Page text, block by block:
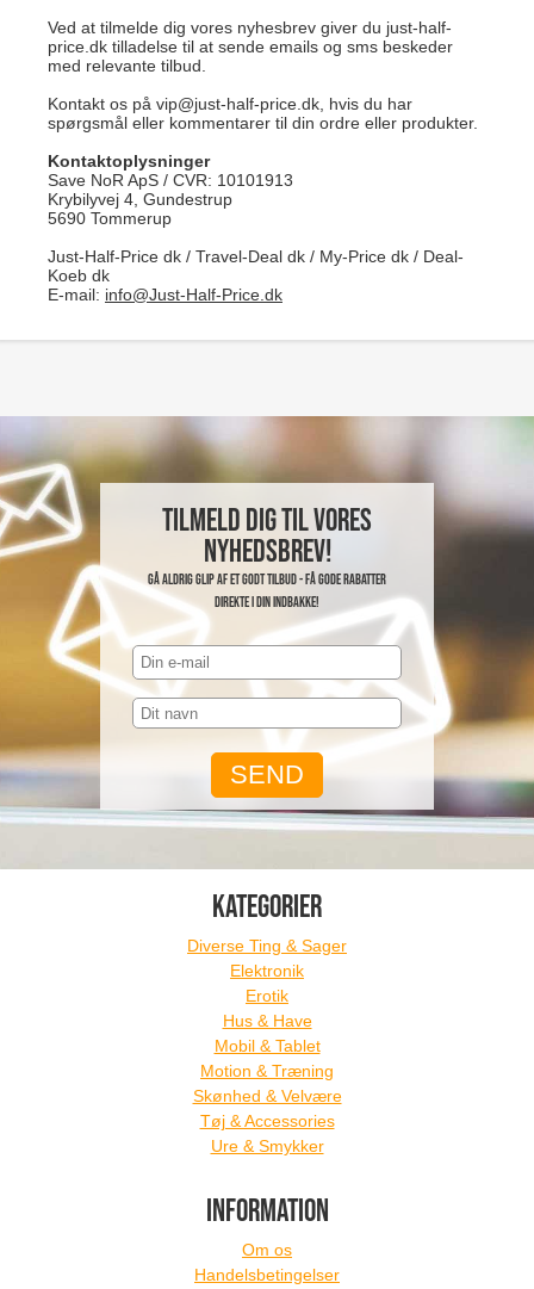
Ved at tilmelde dig vores nyhesbrev giver du just-half-
price.dk tilladelse til at sende emails og sms beskeder
med relevante tilbud.
Kontakt os på vip@just-half-price.dk , hvis du har
spørgsmål eller kommentarer til din ordre eller produkter.
Kontaktoplysninger
Save NoR ApS / CVR: 10101913
Krybilyvej 4, Gundestrup
5690 Tommerup
Just-Half-Price dk / Travel-Deal dk / My-Price dk / Deal-
Koeb dk
E-mail: info@Just-Half-Price.dk
Tilmeld dig til vores
nyhedsbrev!
Gå aldrig glip af et godt tilbud - få gode rabatter
direkte i din indbakke!
KATEGORIER
Diverse Ting & Sager
Elektronik
Erotik
Hus & Have
Mobil & Tablet
Motion & Træning
Skønhed & Velvære
Tøj & Accessories
Ure & Smykker
INFORMATION
Om os
Handelsbetingelser